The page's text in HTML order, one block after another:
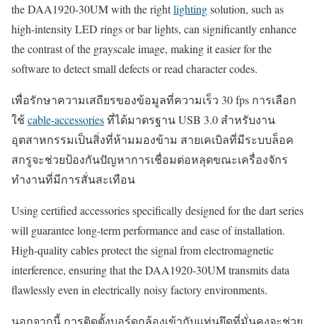
the DAA1920-30UM with the rightlightingsolution, such as
high-intensity LED rings or bar lights, can significantly enhance
the contrast of the grayscale image, making it easier for the
software to detect small defects or read character codes.
เพื่อรักษาความเสถียรของข้อมูลที่ความเร็ว 30 fps การเลือก
ใช้cable-accessoriesที่ได้มาตรฐาน USB 3.0 สำหรับงาน
อุตสาหกรรมเป็นสิ่งที่ห้ามมองข้าม สายเคเบิลที่มีระบบล็อค
สกรูจะช่วยป้องกันปัญหาการเชื่อมต่อหลุดขณะเครื่องจักร
ทำงานที่มีการสั่นสะเทือน
Using certified accessories specifically designed for the dart series
will guarantee long-term performance and ease of installation.
High-quality cables protect the signal from electromagnetic
interference, ensuring that the DAA1920-30UM transmits data
flawlessly even in electrically noisy factory environments.
นอกจากนี้ การติดตั้งบอร์ดกล้องเข้ากับแท่นยึดที่มั่นคงจะช่วย